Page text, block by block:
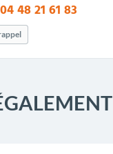
04 48 21 61 83